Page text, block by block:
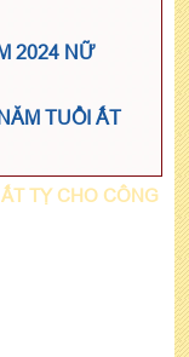
2024 NỮ
TUỔI ẤT
TỴ CHO CÔNG